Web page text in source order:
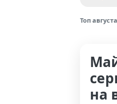
Топ
на